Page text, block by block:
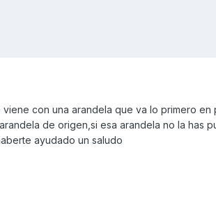
con una arandela que va lo primero en
de origen,si esa arandela no la has
ayudado un saludo